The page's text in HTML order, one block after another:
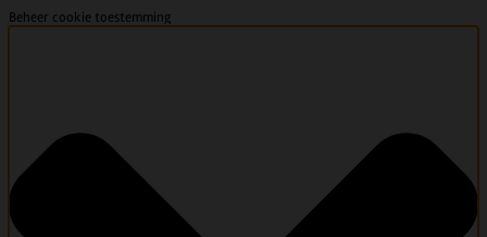
Beheer cookie toestemming